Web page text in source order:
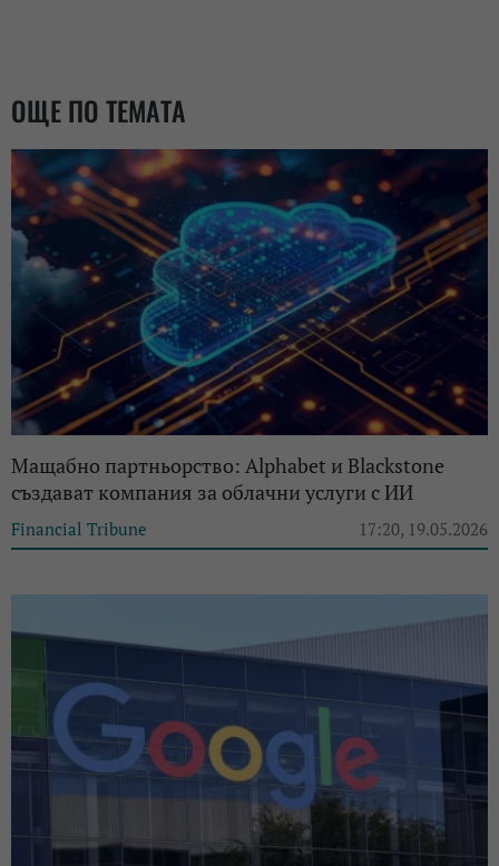
ОЩЕ ПО ТЕМАТА
Мащабно партньорство: Alphabet и Blackstone
създават компания за облачни услуги с ИИ
Financial Tribune 17:20, 19.05.2026